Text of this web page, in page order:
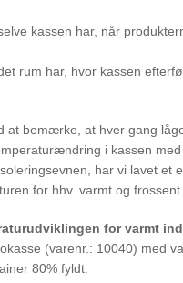
kassen har, når
rum har, hvor kassen
at bemærke, at hver gang
i kassen med
har vi lavet et
for hhv. varmt og frossent
for varmt
(varenr.: 10040) med
80% fyldt.